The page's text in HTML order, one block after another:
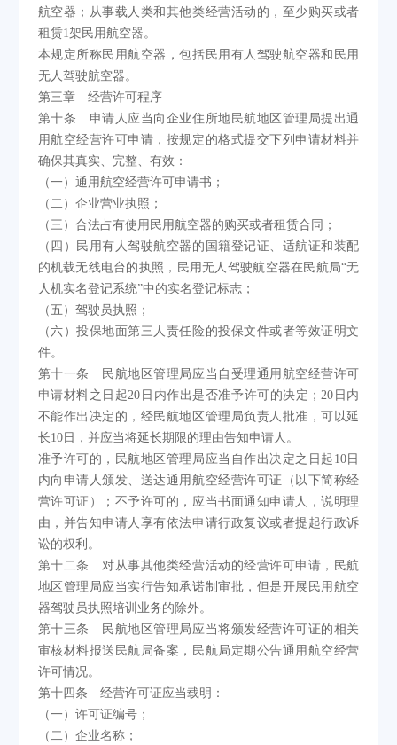
航空器；从事载人类和其他类经营活动的，至少购买或者
租赁1架民用航空器。
本规定所称民用航空器，包括民用有人驾驶航空器和民用
无人驾驶航空器。
第三章 经营许可程序
第十条 申请人应当向企业住所地民航地区管理局提出通
用航空经营许可申请，按规定的格式提交下列申请材料并
确保其真实、完整、有效：
（一）通用航空经营许可申请书；
（二）企业营业执照；
（三）合法占有使用民用航空器的购买或者租赁合同；
（四）民用有人驾驶航空器的国籍登记证、适航证和装配
的机载无线电台的执照，民用无人驾驶航空器在民航局“无
人机实名登记系统”中的实名登记标志；
（五）驾驶员执照；
（六）投保地面第三人责任险的投保文件或者等效证明文
件。
第十一条 民航地区管理局应当自受理通用航空经营许可
申请材料之日起20日内作出是否准予许可的决定；20日内
不能作出决定的，经民航地区管理局负责人批准，可以延
长10日，并应当将延长期限的理由告知申请人。
准予许可的，民航地区管理局应当自作出决定之日起10日
内向申请人颁发、送达通用航空经营许可证（以下简称经
营许可证）；不予许可的，应当书面通知申请人，说明理
由，并告知申请人享有依法申请行政复议或者提起行政诉
讼的权利。
第十二条 对从事其他类经营活动的经营许可申请，民航
地区管理局应当实行告知承诺制审批，但是开展民用航空
器驾驶员执照培训业务的除外。
第十三条 民航地区管理局应当将颁发经营许可证的相关
审核材料报送民航局备案，民航局定期公告通用航空经营
许可情况。
第十四条 经营许可证应当载明：
（一）许可证编号；
（二）企业名称；